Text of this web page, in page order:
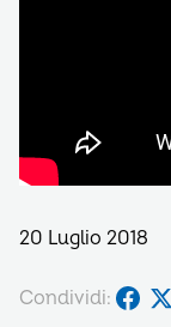
20 Luglio 2018
Condividi: